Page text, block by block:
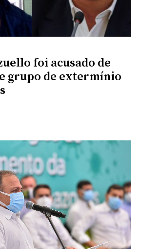
foi acusado de
grupo de extermínio